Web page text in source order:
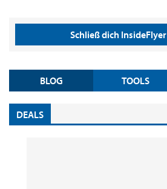
Schließ dich
BLOG TOOLS
DEALS